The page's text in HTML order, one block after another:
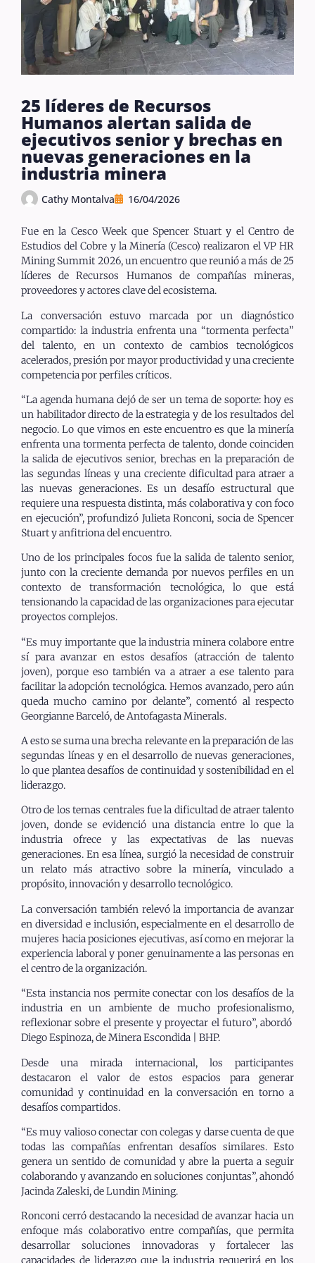
25 líderes de Recursos
Humanos alertan salida de
ejecutivos senior y brechas en
nuevas generaciones en la
industria minera
Cathy Montalva 16/04/2026
Fue en la Cesco Week que Spencer Stuart y el Centro de
Estudios del Cobre y la Minería (Cesco) realizaron el VP HR
Mining Summit 2026, un encuentro que reunió a más de 25
líderes de Recursos Humanos de compañías mineras,
proveedores y actores clave del ecosistema.
La conversación estuvo marcada por un diagnóstico
compartido: la industria enfrenta una “tormenta perfecta”
del talento, en un contexto de cambios tecnológicos
acelerados, presión por mayor productividad y una creciente
competencia por perfiles críticos.
“La agenda humana dejó de ser un tema de soporte: hoy es
un habilitador directo de la estrategia y de los resultados del
negocio. Lo que vimos en este encuentro es que la minería
enfrenta una tormenta perfecta de talento, donde coinciden
la salida de ejecutivos senior, brechas en la preparación de
las segundas líneas y una creciente dificultad para atraer a
las nuevas generaciones. Es un desafío estructural que
requiere una respuesta distinta, más colaborativa y con foco
en ejecución”, profundizó Julieta Ronconi, socia de Spencer
Stuart y anfitriona del encuentro.
Uno de los principales focos fue la salida de talento senior,
junto con la creciente demanda por nuevos perfiles en un
contexto de transformación tecnológica, lo que está
tensionando la capacidad de las organizaciones para ejecutar
proyectos complejos.
“Es muy importante que la industria minera colabore entre
sí para avanzar en estos desafíos (atracción de talento
joven), porque eso también va a atraer a ese talento para
facilitar la adopción tecnológica. Hemos avanzado, pero aún
queda mucho camino por delante”, comentó al respecto
Georgianne Barceló, de Antofagasta Minerals.
A esto se suma una brecha relevante en la preparación de las
segundas líneas y en el desarrollo de nuevas generaciones,
lo que plantea desafíos de continuidad y sostenibilidad en el
liderazgo.
Otro de los temas centrales fue la dificultad de atraer talento
joven, donde se evidenció una distancia entre lo que la
industria ofrece y las expectativas de las nuevas
generaciones. En esa línea, surgió la necesidad de construir
un relato más atractivo sobre la minería, vinculado a
propósito, innovación y desarrollo tecnológico.
La conversación también relevó la importancia de avanzar
en diversidad e inclusión, especialmente en el desarrollo de
mujeres hacia posiciones ejecutivas, así como en mejorar la
experiencia laboral y poner genuinamente a las personas en
el centro de la organización.
“Esta instancia nos permite conectar con los desafíos de la
industria en un ambiente de mucho profesionalismo,
reflexionar sobre el presente y proyectar el futuro”, abordó
Diego Espinoza, de Minera Escondida | BHP.
Desde una mirada internacional, los participantes
destacaron el valor de estos espacios para generar
comunidad y continuidad en la conversación en torno a
desafíos compartidos.
“Es muy valioso conectar con colegas y darse cuenta de que
todas las compañías enfrentan desafíos similares. Esto
genera un sentido de comunidad y abre la puerta a seguir
colaborando y avanzando en soluciones conjuntas”, ahondó
Jacinda Zaleski, de Lundin Mining.
Ronconi cerró destacando la necesidad de avanzar hacia un
enfoque más colaborativo entre compañías, que permita
desarrollar soluciones innovadoras y fortalecer las